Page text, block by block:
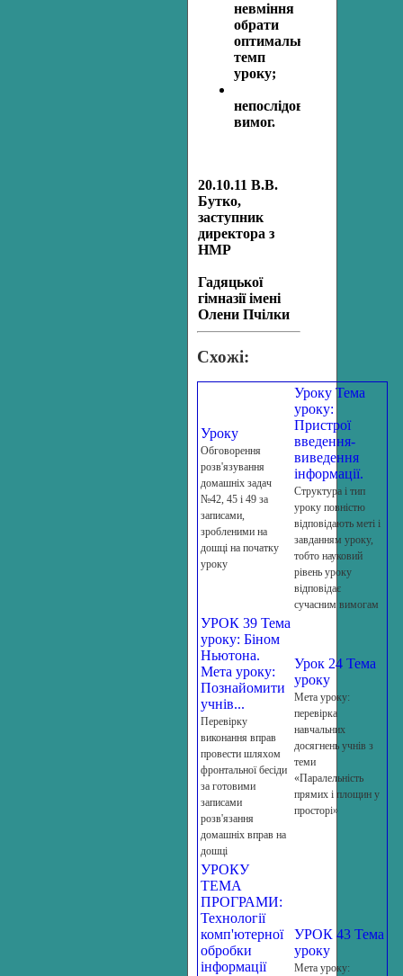
невміння
обрати
оптимальний
темп
уроку;
непослідовність
вимог.
20.10.11 В.В.
Бутко,
заступник
директора з
НМР
Гадяцької
гімназії імені
Олени Пчілки
Схожі:
Уроку
Обговорення
розв'язування
домашніх задач
№42, 45 і 49 за
записа­ми,
зробленими на
дошці на початку
уроку
Уроку Тема
уроку:
Пристрої
введення-
виведення
інформації.
Структура і тип
уроку повністю
відповідають меті і
завданням уроку,
тобто науковий
рівень уроку
відповідає
сучасним вимогам
УРОК 39 Тема
уроку: Біном
Ньютона.
Мета уроку:
Познайомити
учнів...
Перевірку
виконання вправ
провести шляхом
фронтальної бе­сіди
за готовими
записами
розв'язання
домашніх вправ на
дошці
Урок 24 Тема
уроку
Мета уроку:
перевірка
навчальних
досягнень учнів з
теми
«Паралельність
прямих і площин у
просторі»
УРОКУ
ТЕМА
ПРОГРАМИ:
Технології
комп'ютерної
обробки
інформації
УРОК 43 Тема
уроку
Мета уроку: